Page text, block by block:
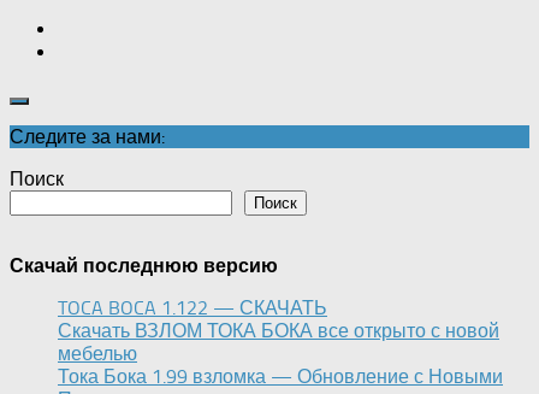
Следите за нами:
Поиск
Поиск
Скачай последнюю версию
TOCA BOCA 1.122 — СКАЧАТЬ
Скачать ВЗЛОМ ТОКА БОКА все открыто с новой
мебелью
Тока Бока 1.99 взломка — Обновление с Новыми